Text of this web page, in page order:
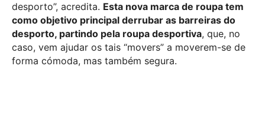
desporto”, acredita. Esta nova marca de roupa tem
como objetivo principal derrubar as barreiras do
desporto, partindo pela roupa desportiva, que, no
caso, vem ajudar os tais “movers” a moverem-se de
forma cómoda, mas também segura.